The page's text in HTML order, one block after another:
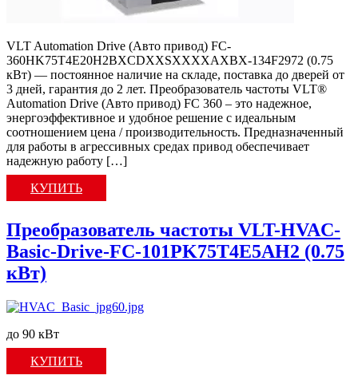
VLT Automation Drive (Авто привод) FC-
360HK75T4E20H2BXCDXXSXXXXAXBX-134F2972 (0.75
кВт) — постоянное наличие на складе, поставка до дверей от
3 дней, гарантия до 2 лет. Преобразователь частоты VLT®
Automation Drive (Авто привод) FC 360 – это надежное,
энергоэффективное и удобное решение с идеальным
соотношением цена / производительность. Предназначенный
для работы в агрессивных средах привод обеспечивает
надежную работу […]
КУПИТЬ
Преобразователь частоты VLT-HVAC-
Basic-Drive-FC-101PK75T4E5AH2 (0.75
кВт)
до 90 кВт
КУПИТЬ